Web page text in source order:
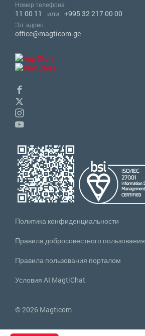
Номер телефона
11 00 11 или +995 32 217 00 00
Эл. адрес
office@magticom.ge
Политика конфиденциальности
Правила добросовестного пользования
Правила пользования порталом
Условия AI MagtiChat
© 2026 Magticom